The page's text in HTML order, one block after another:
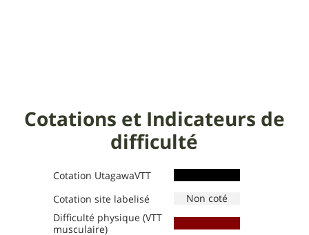
Cotations et Indicateurs de
difficulté
Cotation UtagawaVTT
Cotation site labelisé
Définition des niveaux :
Définition des niveaux :
Difficulté physique (VTT
musculaire)